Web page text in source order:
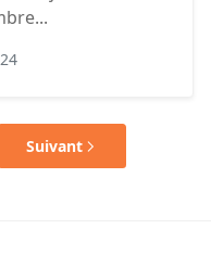
Suivant